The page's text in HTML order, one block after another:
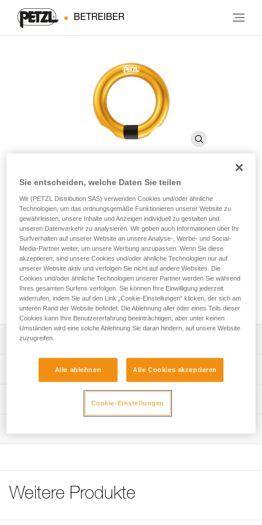
BETREIBER
RING OPEN
Richtungsunabhängige, aufschraubbare Öse
Die aufschraubbare Öse RING OPEN ist für eine dauerhafte
Verbindung der Ausrüstungselemente geeignet. Ihre runde
Form gewährleistet eine optimale Funktion in allen
Richtungen. Sie verfügt über eine weite Öffnung zur
Installation von Seilen mit vernähten Endverbindungen.
Leistungsverzeichnis
Die runde Öse gewährleistet eine optimale Funktion in
allen Richtungen.
mit vernähten Endverbindungen.
Technische Spezifikationen
Bruchlast längs: 23 kN
Gewicht: 70 g
réglementation japonaise de protection contre les chutes
Material: Aluminium, Kunststoff
Technische Informationen
Gebrauchsanleitung
RINGOPEN
Häufige Fragen
Häufige Fragen
See all technical content
procedure-DE
PSA-Prüfbogen
Weitere Produkte
Sie entscheiden, welche Daten Sie teilen
Wir (PETZL Distribution SAS) verwenden Cookies und/oder ähnliche
Technologien, um das ordnungsgemäße Funktionieren unserer Website zu
gewährleisten, unsere Inhalte und Anzeigen individuell zu gestalten und
unseren Datenverkehr zu analysieren. Wir geben auch Informationen über Ihr
Surfverhalten auf unserer Website an unsere Analyse-, Werbe- und Social-
Media-Partner weiter, um unsere Werbung anzupassen. Wenn Sie diese
akzeptieren, sind unsere Cookies und/oder ähnliche Technologien nur auf
unserer Website aktiv und verfolgen Sie nicht auf andere Websites. Die
Cookies und/oder ähnliche Technologien unserer Partner werden Sie während
Ihres gesamten Surfens verfolgen. Sie können Ihre Einwilligung jederzeit
widerrufen, indem Sie auf den Link „Cookie-Einstellungen“ klicken, der sich am
unteren Rand der Website befindet. Die Ablehnung aller oder eines Teils dieser
Cookies kann Ihre Benutzererfahrung beeinträchtigen, aber unter keinen
Umständen wird eine solche Ablehnung Sie daran hindern, auf unsere Website
zuzugreifen.
Alle ablehnen Alle Cookies akzeptieren
Cookie-Einstellungen